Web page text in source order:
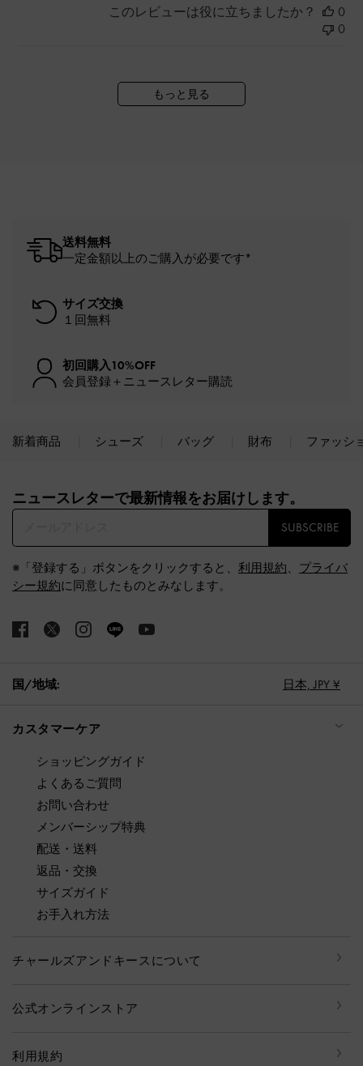
このレビューは役に立ちましたか？
0
0
もっと見る
送料無料
一定金額以上のご購入が必要です*
サイズ交換
１回無料
初回購入10%OFF
会員登録＋ニュースレター購読
新着商品 シューズ バッグ 財布 ファッシ
ニュースレターで最新情報をお届けします。​
SUBSCRIBE
※「登録する」ボタンをクリックすると、 利用規約、 プライバ
シー規約に同意したものとみなします。
国/地域: 日本, JPY ¥
カスタマーケア
ショッピングガイド
よくあるご質問
お問い合わせ
メンバーシップ特典
配送・送料
返品・交換
サイズガイド
お手入れ方法
チャールズアンドキースについて
公式オンラインストア
利用規約